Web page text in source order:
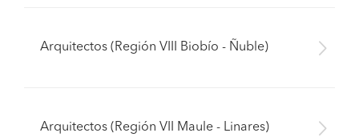
Arquitectos (Región VIII Biobío - Ñuble)
Arquitectos (Región VII Maule - Linares)